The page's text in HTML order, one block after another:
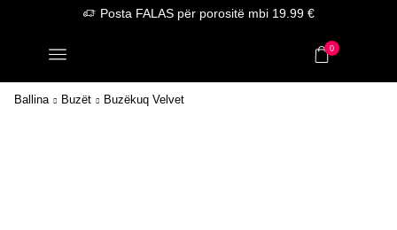
Posta FALAS për porositë mbi 19.99 €
0
Ballina Buzët Buzëkuq Velvet